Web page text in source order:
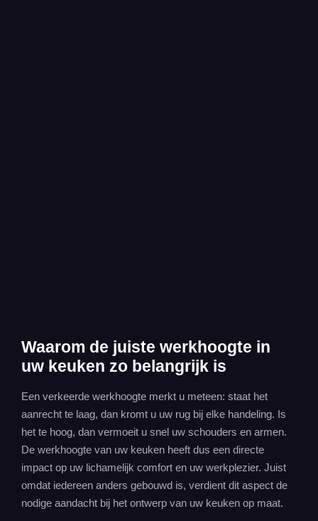
Waarom de juiste werkhoogte in
uw keuken zo belangrijk is
Een verkeerde werkhoogte merkt u meteen: staat het
aanrecht te laag, dan kromt u uw rug bij elke handeling. Is
het te hoog, dan vermoeit u snel uw schouders en armen.
De werkhoogte van uw keuken heeft dus een directe
impact op uw lichamelijk comfort en uw werkplezier. Juist
omdat iedereen anders gebouwd is, verdient dit aspect de
nodige aandacht bij het ontwerp van uw keuken op maat.